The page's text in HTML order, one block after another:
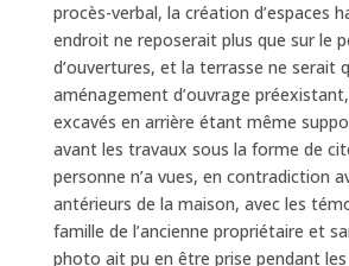
procès-verbal, la création d’espaces
endroit ne reposerait plus que sur le
d’ouvertures, et la terrasse ne serait
aménagement d’ouvrage
excavés en arrière étant même
avant les travaux sous la forme de
personne n’a vues, en contradiction
antérieurs de la maison, avec les
famille de l’ancienne propriétaire et
photo ait pu en être prise pendant